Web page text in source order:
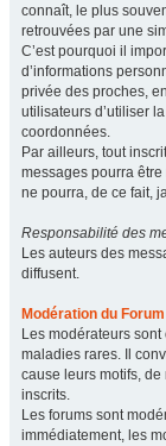
connaît, le plus
retrouvées par une
C’est pourquoi il
d’informations
privée des proches,
utilisateurs d’utiliser
coordonnées.
Par ailleurs, tout
messages pourra
ne pourra, de ce fait,
Responsabilité des
Les auteurs des
diffusent.
Modération du Forum
Les modérateurs
maladies rares. Il
cause leurs motifs,
inscrits.
Les forums sont
immédiatement, les